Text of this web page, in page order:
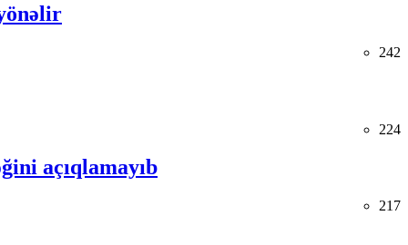
242
224
açıqlamayıb
217